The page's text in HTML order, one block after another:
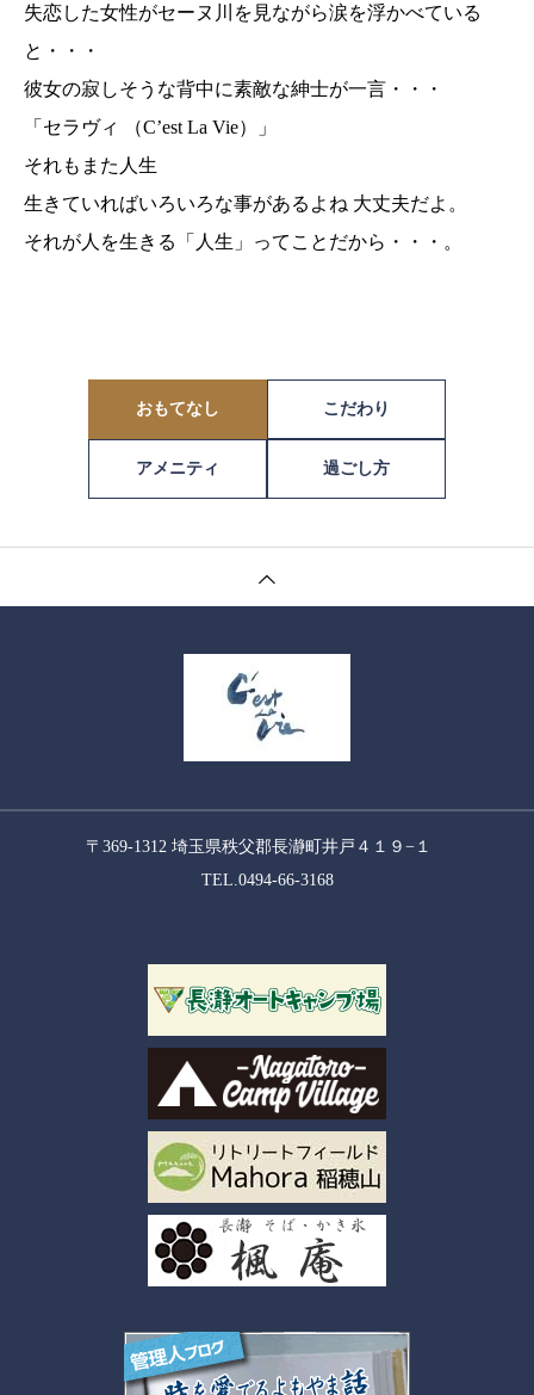
失恋した女性がセーヌ川を見ながら涙を浮かべている
と・・・
彼女の寂しそうな背中に素敵な紳士が一言・・・
「セラヴィ （C’est La Vie）」
それもまた人生
生きていればいろいろな事があるよね 大丈夫だよ。
それが人を生きる「人生」ってことだから・・・。
おもてなし こだわり
アメニティ 過ごし方
〒369-1312 埼玉県秩父郡長瀞町井戸４１９−１
TEL.0494-66-3168